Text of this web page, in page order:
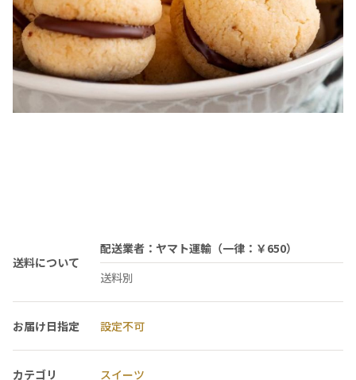
送料について
配送業者：ヤマト運輸（一律：￥650）
送料別
お届け日指定 設定不可
カテゴリ スイーツ